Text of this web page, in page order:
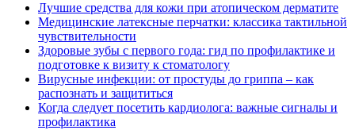
Лучшие средства для кожи при атопическом дерматите
Медицинские латексные перчатки: классика тактильной
чувствительности
Здоровые зубы с первого года: гид по профилактике и
подготовке к визиту к стоматологу
Вирусные инфекции: от простуды до гриппа – как
распознать и защититься
Когда следует посетить кардиолога: важные сигналы и
профилактика